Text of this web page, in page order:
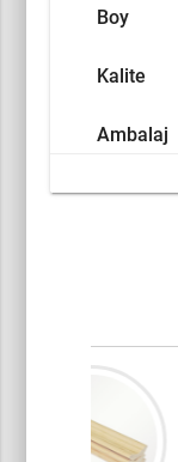
Boy
Kalite
Ambalaj